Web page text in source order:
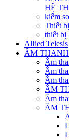
HỆ
kiếm
Thiết
thiết bị
Allied Telesis
ÂM
Âm
Âm
Âm
ÂM
Âm
ÂM